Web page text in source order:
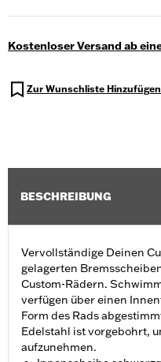
Kostenloser Versand ab
Zur Wunschliste Hinzufügen
BESCHREIBUNG
Vervollständige Deinen
gelagerten
Custom-Rädern.
verfügen über einen
Form des Rads
Edelstahl ist vorgebohrt,
aufzunehmen.